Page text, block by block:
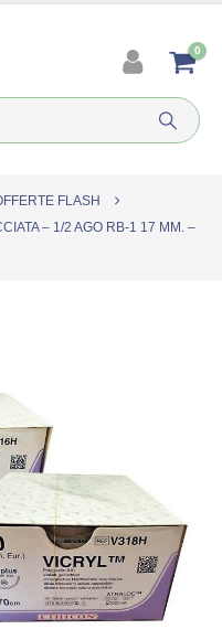
0
FLASH
– 1/2 AGO RB-1 17 MM. –